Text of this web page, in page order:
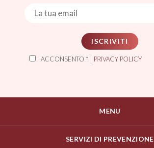
ISCRIVITI
ACCONSENTO * | PRIVACY POLICY
MENU
SERVIZI DI PREVENZIONE